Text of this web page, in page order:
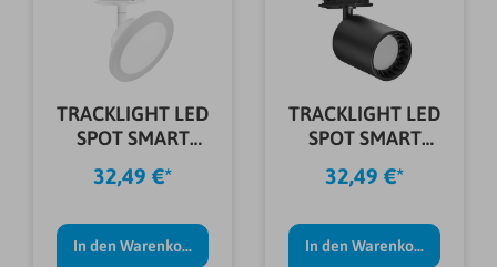
TRACKLIGHT LED
SPOT SMART
CIRCLE 6,5W WT
32,49 €*
In den Warenkorb
TRACKLIGHT LED
SPOT SMART
OSAKA 8W BK
32,49 €*
In den Warenkorb